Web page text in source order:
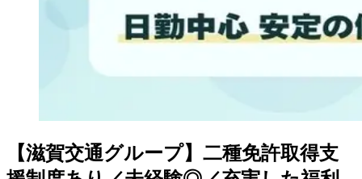
【滋賀交通グループ】二種免許取得支